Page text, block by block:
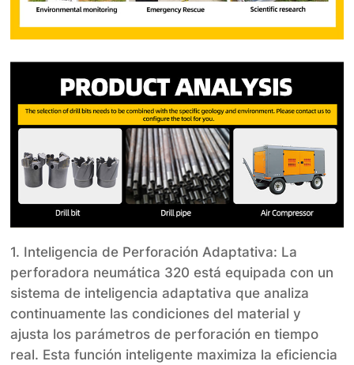
1. Inteligencia de Perforación Adaptativa: La
perforadora neumática 320 está equipada con un
sistema de inteligencia adaptativa que analiza
continuamente las condiciones del material y
ajusta los parámetros de perforación en tiempo
real. Esta función inteligente maximiza la eficiencia